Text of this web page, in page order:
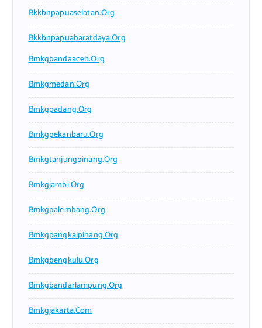
Bkkbnpapuaselatan.org
Bkkbnpapuabaratdaya.org
Bmkgbandaaceh.org
Bmkgmedan.org
Bmkgpadang.org
Bmkgpekanbaru.org
Bmkgtanjungpinang.org
Bmkgjambi.org
Bmkgpalembang.org
Bmkgpangkalpinang.org
Bmkgbengkulu.org
Bmkgbandarlampung.org
Bmkgjakarta.com